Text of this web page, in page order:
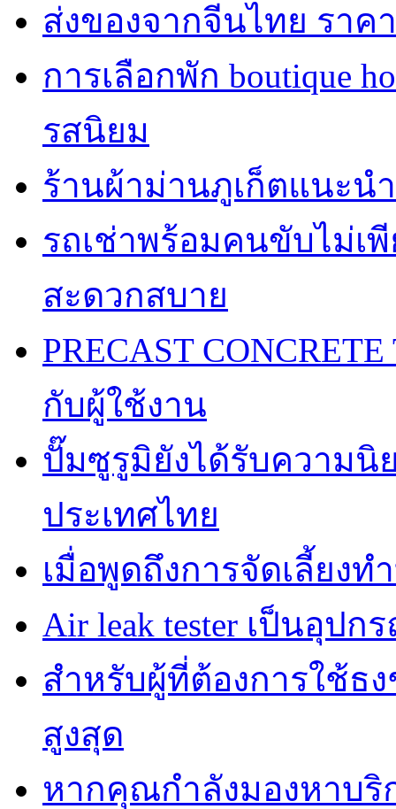
ส่งของจากจีนไทย ราค
การเลือกพัก boutique
รสนิยม
ร้านผ้าม่านภูเก็ตแนะน
รถเช่าพร้อมคนขับไม่เ
สะดวกสบาย
PRECAST
กับผู้ใช้งาน
ปั๊มซูรูมิยังได้รับความนิ
ประเทศไทย
เมื่อพูดถึงการจัดเลี้ยง
Air leak tester เป็นอุป
สำหรับผู้ที่ต้องการใช้ธ
สูงสุด
หากคุณกำลังมองหาบริ